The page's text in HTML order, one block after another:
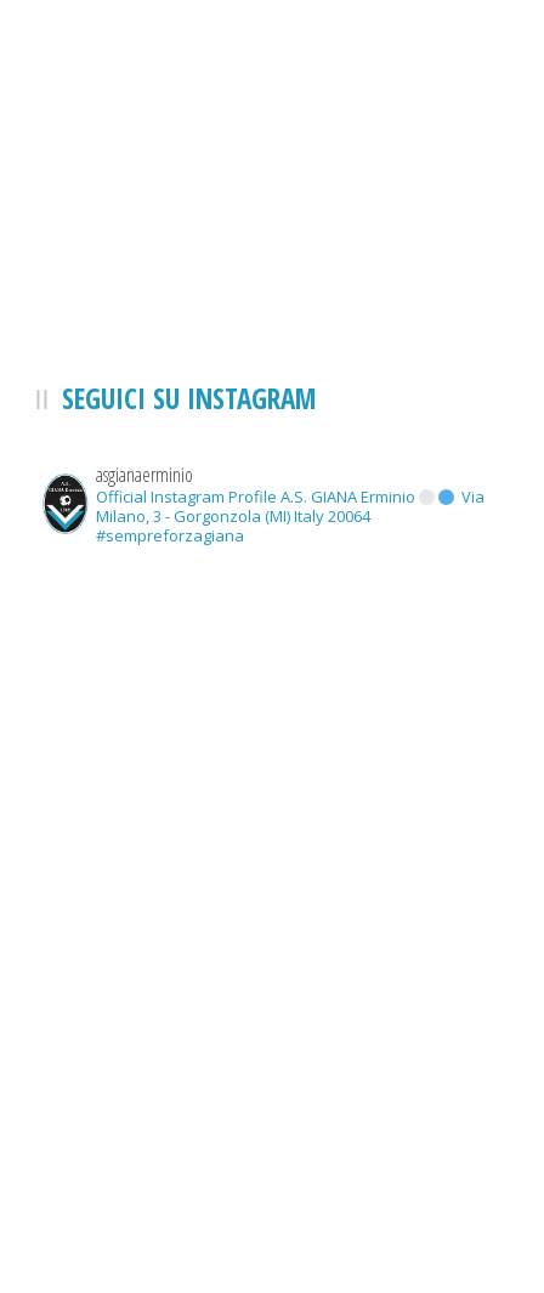
SEGUICI SU INSTAGRAM
asgianaerminio
Official Instagram Profile A.S. GIANA Erminio
Via
Milano, 3 - Gorgonzola (MI) Italy 20064
#sempreforzagiana